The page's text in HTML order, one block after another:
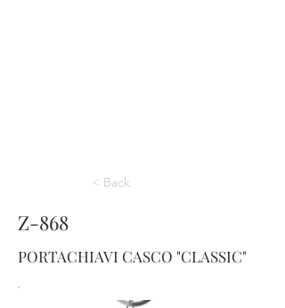
< Back
Z-868
PORTACHIAVI CASCO "CLASSIC"